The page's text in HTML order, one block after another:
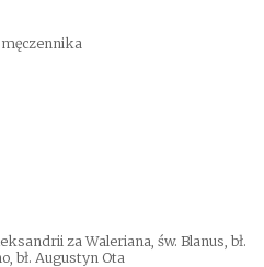
męczennika
za Waleriana, św. Blanus, bł.
bł. Augustyn Ota